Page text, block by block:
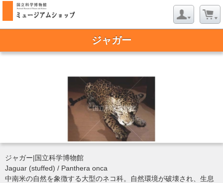
ジャガー
ジャガー|国立科学博物館
Jaguar (stuffed) / Panthera onca
中南米の自然を象徴する大型のネコ科。自然環境が破壊され、生息